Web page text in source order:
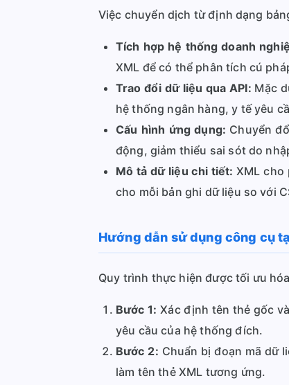
Việc chuyển dịch từ định dạng
Tích hợp hệ thống doanh
XML để có thể phân tích cú
Trao đổi dữ liệu qua API: Mặc
hệ thống ngân hàng, y tế yêu
Cấu hình ứng dụng: Chuyển
động, giảm thiểu sai sót do
Mô tả dữ liệu chi tiết: XML cho
cho mỗi bản ghi dữ liệu so với
Hướng dẫn sử dụng công cụ
Quy trình thực hiện được tối ưu
Bước 1: Xác định tên thẻ gốc
yêu cầu của hệ thống đích.
Bước 2: Chuẩn bị đoạn mã dữ
làm tên thẻ XML tương ứng.